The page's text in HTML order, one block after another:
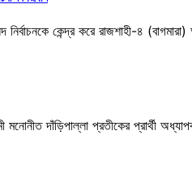
কেন্দ্র করে রাজশাহী-৪
দাঁড়িপাল্লা প্রতীকের প্রার্থী